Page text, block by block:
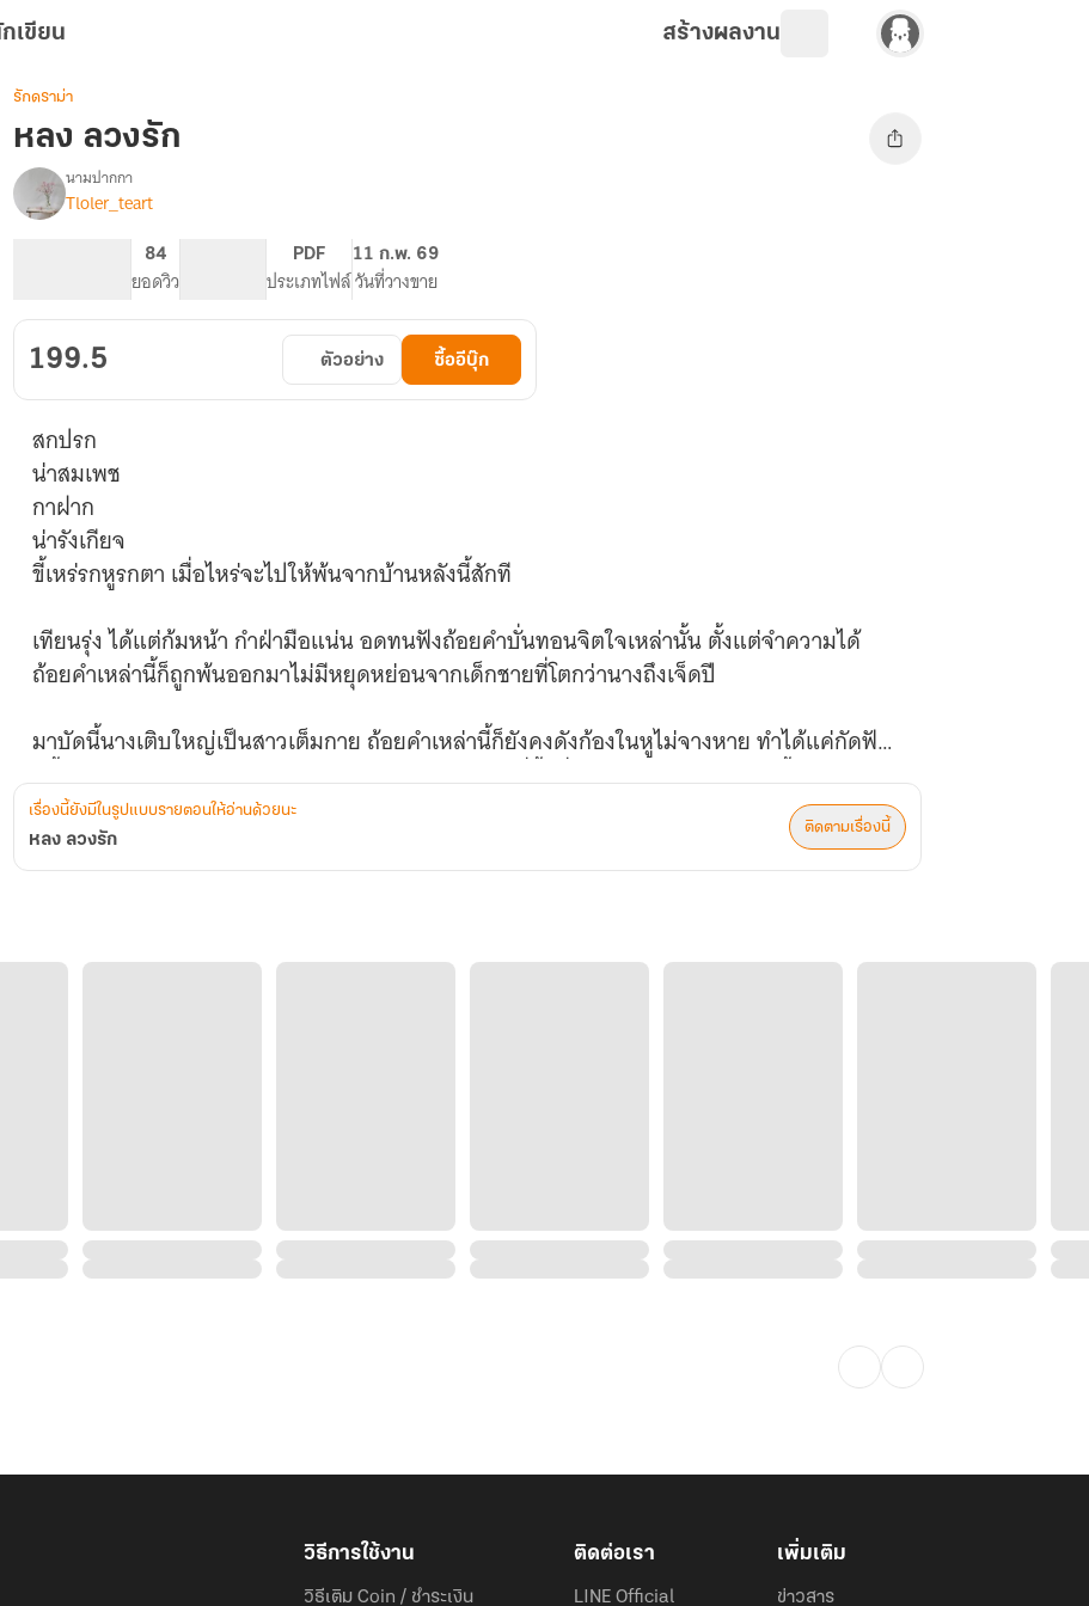
เขียน สร้างผลงาน
รักดราม่า
หลง ลวงรัก
เรื่อง
หลง
นามปากกา
Tloler_teart
84
ยอดวิว
PDF
ประเภทไฟล์
11 ก.พ. 69
วันที่วางขาย
199.5 ตัวอย่าง ซื้ออีบุ๊ก
สกปรก
น่าสมเพช
กาฝาก
น่ารังเกียจ
ขี้เหร่รกหูรกตา เมื่อไหร่จะไปให้พ้นจากบ้านหลังนี้สักที
เทียนรุ่ง ได้แต่ก้มหน้า กำฝ่ามือแน่น อดทนฟังถ้อยคำบั่นทอนจิตใจเหล่านั้น ตั้งแต่จำความได้
ถ้อยคำเหล่านี้ก็ถูกพ้นออกมาไม่มีหยุดหย่อนจากเด็กชายที่โตกว่านางถึงเจ็ดปี
มาบัดนี้นางเติบใหญ่เป็นสาวเต็มกาย ถ้อยคำเหล่านี้ก็ยังคงดังก้องในหูไม่จางหาย ทำได้แค่กัดฟัน
กลั้นใจไม่ให้สวนคำพูดร้ายๆกลับไป ในสายตาของชายที่ขึ้นชื่อว่าเป็นลูกเจ้าของบ้านนั้น นางก็เป็น
แค่เพียงฝุ่นผงรกหูขวางตามาอาศัยเกาะบ้านเขาอยู่ก็เท่านั้น
หล่อเหลา
จอมหลอกลวง
เรื่องนี้ยังมีในรูปแบบรายตอนให้อ่านด้วยนะ
หลง ลวงรัก
ติดตามเรื่องนี้
วิธีการใช้งาน
วิธีเติม Coin / ชำระเงิน
ติดต่อเรา
LINE Official
เพิ่มเติม
ข่าวสาร